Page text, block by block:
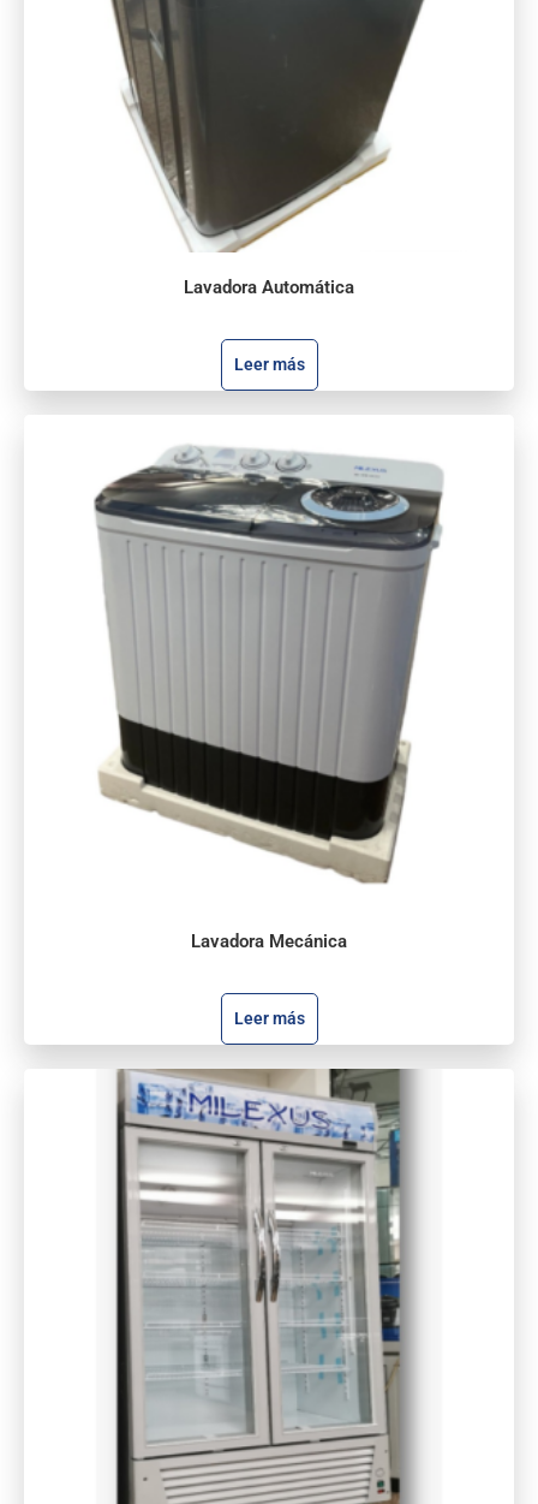
Lavadora Automática
Leer más
Lavadora Mecánica
Leer más